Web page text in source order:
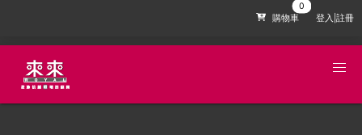
購物車 登入|註冊